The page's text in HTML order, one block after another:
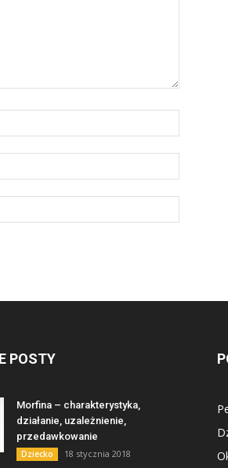
POSTY
Morfina – charakterystyka,
działanie, uzależnienie,
przedawkowanie
Dziecko 18 stycznia 2018